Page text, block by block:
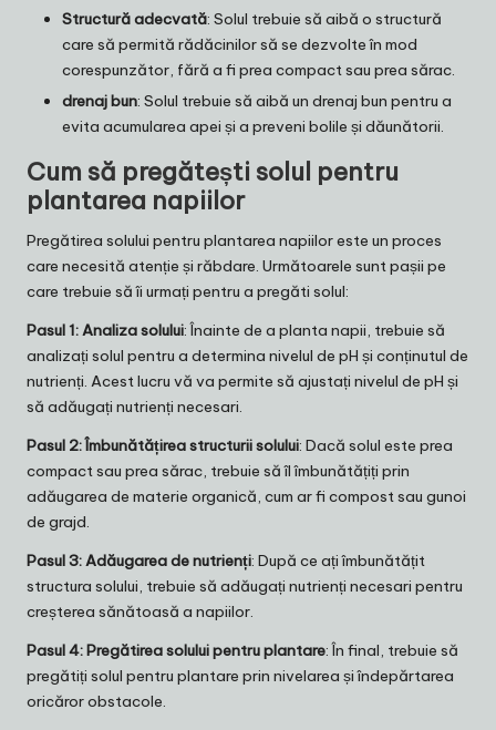
Structură adecvată: Solul trebuie să aibă o structură
care să permită rădăcinilor să se dezvolte în mod
corespunzător, fără a fi prea compact sau prea sărac.
drenaj bun: Solul trebuie să aibă un drenaj bun pentru a
evita acumularea apei și a preveni bolile și dăunătorii.
Cum să pregătești solul pentru
plantarea napiilor
Pregătirea solului pentru plantarea napiilor este un proces
care necesită atenție și răbdare. Următoarele sunt pașii pe
care trebuie să îi urmați pentru a pregăti solul:
Pasul 1: Analiza solului: Înainte de a planta napii, trebuie să
analizați solul pentru a determina nivelul de pH și conținutul de
nutrienți. Acest lucru vă va permite să ajustați nivelul de pH și
să adăugați nutrienți necesari.
Pasul 2: Îmbunătățirea structurii solului: Dacă solul este prea
compact sau prea sărac, trebuie să îl îmbunătățiți prin
adăugarea de materie organică, cum ar fi compost sau gunoi
de grajd.
Pasul 3: Adăugarea de nutrienți: După ce ați îmbunătățit
structura solului, trebuie să adăugați nutrienți necesari pentru
creșterea sănătoasă a napiilor.
Pasul 4: Pregătirea solului pentru plantare: În final, trebuie să
pregătiți solul pentru plantare prin nivelarea și îndepărtarea
oricăror obstacole.